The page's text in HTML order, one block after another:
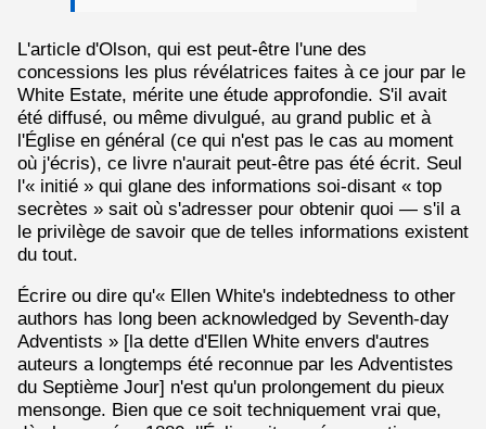
L'article d'Olson, qui est peut-être l'une des
concessions les plus révélatrices faites à ce jour par le
White Estate, mérite une étude approfondie. S'il avait
été diffusé, ou même divulgué, au grand public et à
l'Église en général (ce qui n'est pas le cas au moment
où j'écris), ce livre n'aurait peut-être pas été écrit. Seul
l'« initié » qui glane des informations soi-disant « top
secrètes » sait où s'adresser pour obtenir quoi — s'il a
le privilège de savoir que de telles informations existent
du tout.
Écrire ou dire qu'« Ellen White's indebtedness to other
authors has long been acknowledged by Seventh-day
Adventists » [la dette d'Ellen White envers d'autres
auteurs a longtemps été reconnue par les Adventistes
du Septième Jour] n'est qu'un prolongement du pieux
mensonge. Bien que ce soit techniquement vrai que,